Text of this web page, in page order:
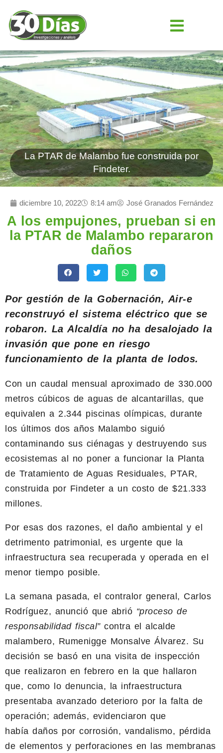
La PTAR de Malambo fue construida por
Findeter.
diciembre 10, 2022 8:14 am José Granados Fernández
A los empujones, prueban si en
la PTAR de Malambo repararon
daños
Por gestión de la Gobernación, Air-e
reconstruyó el sistema eléctrico que se
robaron. La Alcaldía no ha desalojado la
invasión que pone en riesgo
funcionamiento de la planta de lodos.
Con un caudal mensual aproximado de 330.000
metros cúbicos de aguas de alcantarillas, que
equivalen a 2.344 piscinas olímpicas, durante
los últimos dos años Malambo siguió
contaminando sus ciénagas y destruyendo sus
ecosistemas al no poner a funcionar la Planta
de Tratamiento de Aguas Residuales, PTAR,
construida por Findeter a un costo de $21.333
millones.
Por esas dos razones, el daño ambiental y el
detrimento patrimonial, es urgente que la
infraestructura sea recuperada y operada en el
menor tiempo posible.
La semana pasada, el contralor general, Carlos
Rodríguez, anunció que abrió “proceso de
responsabilidad fiscal”contra el alcalde
malambero, Rumenigge Monsalve Álvarez. Su
decisión se basó en una visita de inspección
que realizaron en febrero en la que hallaron
que, como lo denuncia, la infraestructura
presentaba avanzado deterioro por la falta de
operación; además, evidenciaron que
había daños por corrosión, vandalismo, pérdida
de elementos y perforaciones en las membranas